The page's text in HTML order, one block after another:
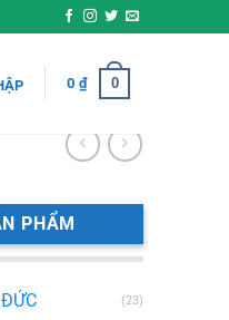
0 ₫ 0
PHẨM
(23)